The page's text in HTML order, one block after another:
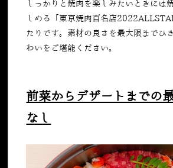
しっかりと焼肉を楽しみたいときには
しめる「 東京焼肉百名店
たりです。素材の良さを最大限までひ
わいをご堪能ください。
前菜からデザートまでの
なし